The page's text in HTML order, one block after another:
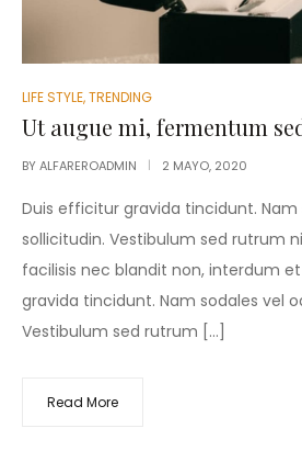
LIFE STYLE,TRENDING
Ut augue mi, fermentum
BYALFAREROADMIN 2 MAYO, 2020
Duis efficitur gravida tincidunt. Nam
sollicitudin. Vestibulum sed rutrum
facilisis nec blandit non, interdum
gravida tincidunt. Nam sodales vel
Vestibulum sed rutrum […]
Read More